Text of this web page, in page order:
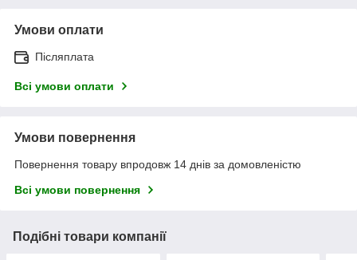
Умови оплати
Післяплата
Всі умови оплати
Умови повернення
Повернення товару впродовж 14 днів за домовленістю
Всі умови повернення
Подібні товари компанії